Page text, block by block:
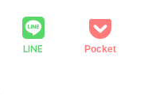
LINE Pocket